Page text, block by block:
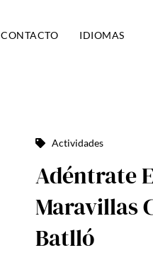
CONTACTO IDIOMAS
Actividades
Adéntrate
Maravillas
Batlló